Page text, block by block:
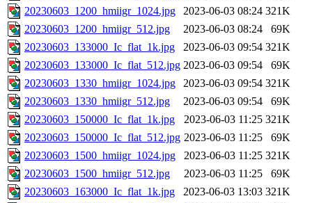
20230603_1200_hmiigr_1024.jpg
2023-06-03 08:24 321K
20230603_1200_hmiigr_512.jpg
2023-06-03 08:24
69K
20230603_133000_Ic_flat_1k.jpg
2023-06-03 09:54 321K
20230603_133000_Ic_flat_512.jpg 2023-06-03 09:54
69K
20230603_1330_hmiigr_1024.jpg
2023-06-03 09:54 321K
20230603_1330_hmiigr_512.jpg
2023-06-03 09:54
69K
20230603_150000_Ic_flat_1k.jpg
2023-06-03 11:25 321K
20230603_150000_Ic_flat_512.jpg 2023-06-03 11:25
69K
20230603_1500_hmiigr_1024.jpg
2023-06-03 11:25 321K
20230603_1500_hmiigr_512.jpg
2023-06-03 11:25
69K
20230603_163000_Ic_flat_1k.jpg
2023-06-03 13:03 321K